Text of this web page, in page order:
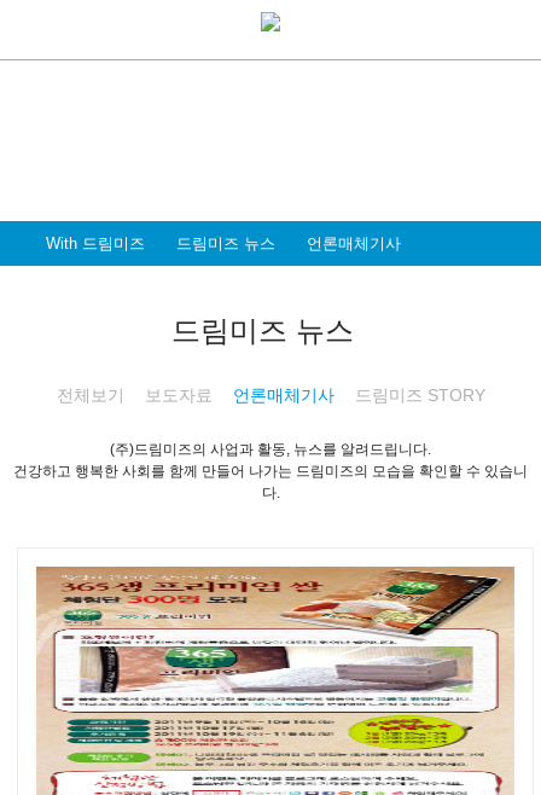
With 드림미즈 드림미즈 뉴스 언론매체기사
드림미즈 뉴스
전체보기 보도자료 언론매체기사 드림미즈 STORY
(주)드림미즈의 사업과 활동, 뉴스를 알려드립니다.
건강하고 행복한 사회를 함께 만들어 나가는 드림미즈의 모습을 확인할 수 있습니
다.